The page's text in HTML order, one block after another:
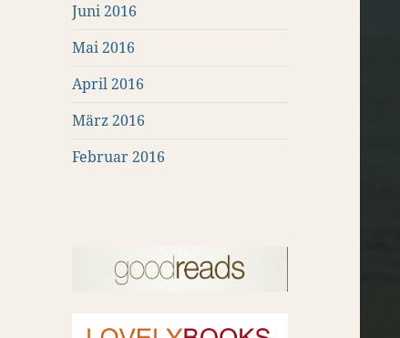
Juni 2016
Mai 2016
April 2016
März 2016
Februar 2016